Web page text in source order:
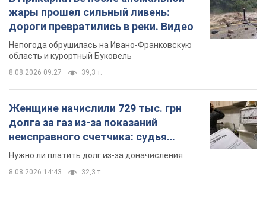
жары прошел сильный ливень:
дороги превратились в реки. Видео
Непогода обрушилась на Ивано-Франковскую
область и курортный Буковель
8.08.2026 09:27 39,3 т.
Женщине начислили 729 тыс. грн
долга за газ из-за показаний
неисправного счетчика: судья
вынес неожиданное решение
Нужно ли платить долг из-за доначисления
8.08.2026 14:43 32,3 т.